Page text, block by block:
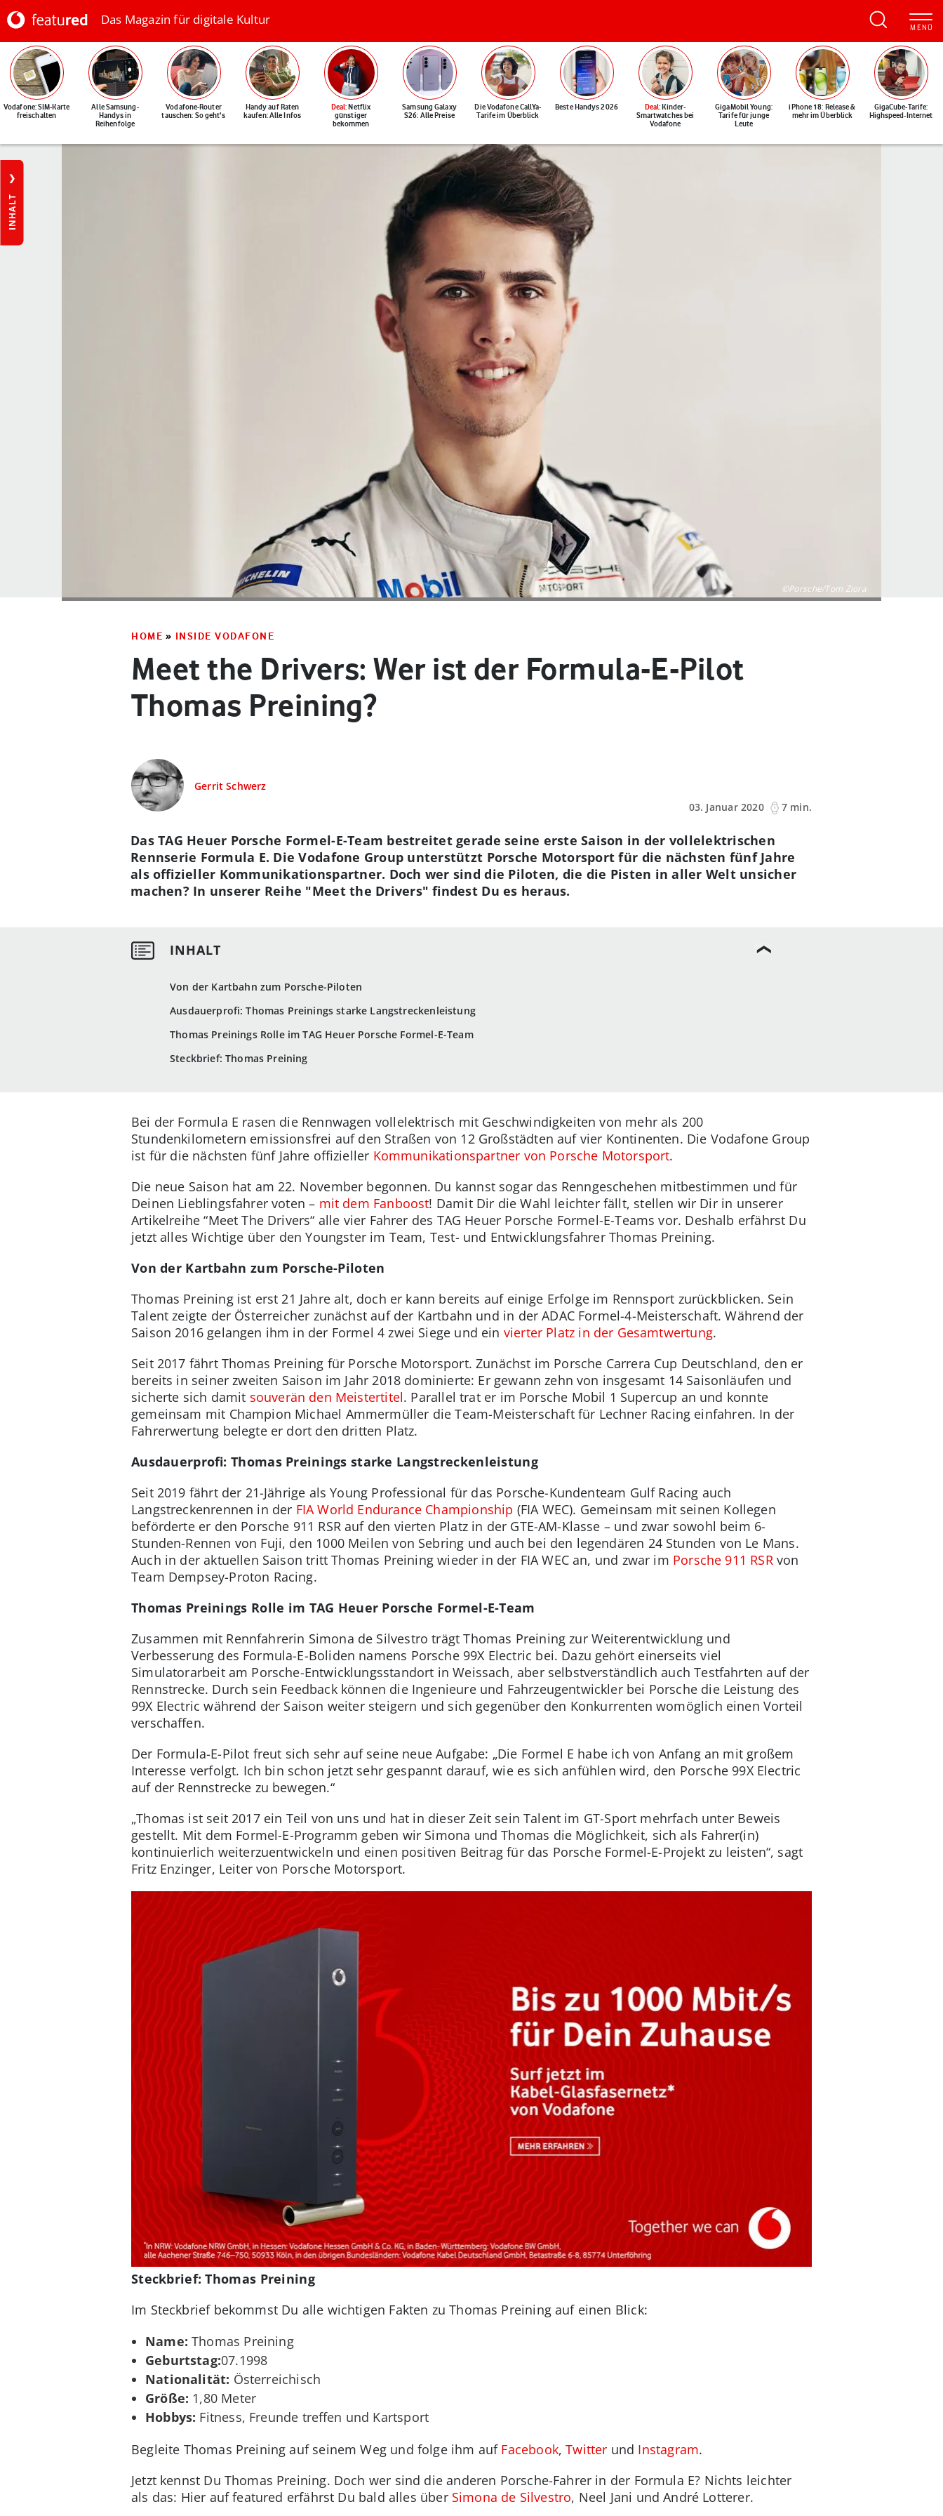
Das Magazin für digitale Kultur
Vodafone: SIM-Karte
freischalten
Alle Samsung-
Handys in
Reihenfolge
Vodafone-Router
tauschen: So geht's
Handy auf Raten
kaufen: Alle Infos
Deal: Netflix
günstiger
bekommen
Samsung Galaxy
S26: Alle Preise
Die Vodafone CallYa-
Tarife im Überblick
Beste Handys 2026 Deal: Kinder-
Smartwatches bei
Vodafone
GigaMobil Young:
Tarife für junge
Leute
iPhone 18: Release &
mehr im Überblick
GigaCube-Tarife:
Highspeed-Internet
INHALT
©Porsche/Tom Ziora
HOME » INSIDE VODAFONE
Meet the Drivers: Wer ist der Formula-E-Pilot
Thomas Preining?
Gerrit Schwerz
03. Januar 2020
7 min.
Von der Kartbahn zum Porsche-Piloten
Ausdauerprofi: Thomas Preinings starke Langstreckenleistung
Thomas Preinings Rolle im TAG Heuer Porsche Formel-E-Team
Steckbrief: Thomas Preining
Das TAG Heuer Porsche Formel-E-Team bestreitet gerade seine erste Saison in der vollelektrischen
Rennserie Formula E. Die Vodafone Group unterstützt Porsche Motorsport für die nächsten fünf Jahre
als offizieller Kommunikationspartner. Doch wer sind die Piloten, die die Pisten in aller Welt unsicher
machen? In unserer Reihe "Meet the Drivers" findest Du es heraus.
Bei der Formula E rasen die Rennwagen vollelektrisch mit Geschwindigkeiten von mehr als 200
Stundenkilometern emissionsfrei auf den Straßen von 12 Großstädten auf vier Kontinenten. Die Vodafone Group
ist für die nächsten fünf Jahre offizieller Kommunikationspartner von Porsche Motorsport.
Die neue Saison hat am 22. November begonnen. Du kannst sogar das Renngeschehen mitbestimmen und für
Deinen Lieblingsfahrer voten – mit dem Fanboost! Damit Dir die Wahl leichter fällt, stellen wir Dir in unserer
Artikelreihe “Meet The Drivers“ alle vier Fahrer des TAG Heuer Porsche Formel-E-Teams vor. Deshalb erfährst Du
jetzt alles Wichtige über den Youngster im Team, Test- und Entwicklungsfahrer Thomas Preining.
Von der Kartbahn zum Porsche-Piloten
Thomas Preining ist erst 21 Jahre alt, doch er kann bereits auf einige Erfolge im Rennsport zurückblicken. Sein
Talent zeigte der Österreicher zunächst auf der Kartbahn und in der ADAC Formel-4-Meisterschaft. Während der
Saison 2016 gelangen ihm in der Formel 4 zwei Siege und ein vierter Platz in der Gesamtwertung.
Seit 2017 fährt Thomas Preining für Porsche Motorsport. Zunächst im Porsche Carrera Cup Deutschland, den er
bereits in seiner zweiten Saison im Jahr 2018 dominierte: Er gewann zehn von insgesamt 14 Saisonläufen und
sicherte sich damit souverän den Meistertitel. Parallel trat er im Porsche Mobil 1 Supercup an und konnte
gemeinsam mit Champion Michael Ammermüller die Team-Meisterschaft für Lechner Racing einfahren. In der
Fahrerwertung belegte er dort den dritten Platz.
Ausdauerprofi: Thomas Preinings starke Langstreckenleistung
Seit 2019 fährt der 21-Jährige als Young Professional für das Porsche-Kundenteam Gulf Racing auch
Langstreckenrennen in der FIA World Endurance Championship (FIA WEC). Gemeinsam mit seinen Kollegen
beförderte er den Porsche 911 RSR auf den vierten Platz in der GTE-AM-Klasse – und zwar sowohl beim 6-
Stunden-Rennen von Fuji, den 1000 Meilen von Sebring und auch bei den legendären 24 Stunden von Le Mans.
Auch in der aktuellen Saison tritt Thomas Preining wieder in der FIA WEC an, und zwar im Porsche 911 RSR von
Team Dempsey-Proton Racing.
Thomas Preinings Rolle im TAG Heuer Porsche Formel-E-Team
Zusammen mit Rennfahrerin Simona de Silvestro trägt Thomas Preining zur Weiterentwicklung und
Verbesserung des Formula-E-Boliden namens Porsche 99X Electric bei. Dazu gehört einerseits viel
Simulatorarbeit am Porsche-Entwicklungsstandort in Weissach, aber selbstverständlich auch Testfahrten auf der
Rennstrecke. Durch sein Feedback können die Ingenieure und Fahrzeugentwickler bei Porsche die Leistung des
99X Electric während der Saison weiter steigern und sich gegenüber den Konkurrenten womöglich einen Vorteil
verschaffen.
Der Formula-E-Pilot freut sich sehr auf seine neue Aufgabe: „Die Formel E habe ich von Anfang an mit großem
Interesse verfolgt. Ich bin schon jetzt sehr gespannt darauf, wie es sich anfühlen wird, den Porsche 99X Electric
auf der Rennstrecke zu bewegen.“
„Thomas ist seit 2017 ein Teil von uns und hat in dieser Zeit sein Talent im GT-Sport mehrfach unter Beweis
gestellt. Mit dem Formel-E-Programm geben wir Simona und Thomas die Möglichkeit, sich als Fahrer(in)
kontinuierlich weiterzuentwickeln und einen positiven Beitrag für das Porsche Formel-E-Projekt zu leisten“, sagt
Fritz Enzinger, Leiter von Porsche Motorsport.
Steckbrief: Thomas Preining
Im Steckbrief bekommst Du alle wichtigen Fakten zu Thomas Preining auf einen Blick:
Name: Thomas Preining
Geburtstag:07.1998
Nationalität: Österreichisch
Größe: 1,80 Meter
Hobbys: Fitness, Freunde treffen und Kartsport
Begleite Thomas Preining auf seinem Weg und folge ihm auf Facebook,Twitter und Instagram.
Jetzt kennst Du Thomas Preining. Doch wer sind die anderen Porsche-Fahrer in der Formula E? Nichts leichter
als das: Hier auf featured erfährst Du bald alles überSimona de Silvestro, Neel Jani und André Lotterer.